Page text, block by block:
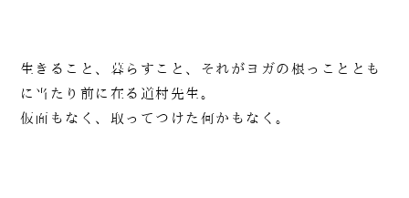
生きること、暮らすこと、それがヨガの根っこととも
に当たり前に在る道村先生。
仮面もなく、取ってつけた何かもなく。